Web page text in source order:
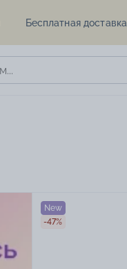
Бесплатная доставка
New
-47%